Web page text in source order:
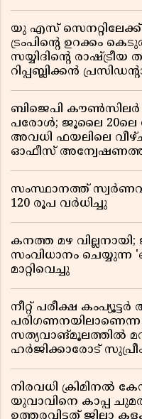
യു എസ് സെനറ്റിലേക്ക്
ട്രംപിന്റെ ഉറക്കം
സയ്യിദിന്റെ
റിപ്പബ്ലിക്കൻ
ബിജെപി
പരോൾ; ജൂലൈ 20ലെ
അവധി ഫയലിലെ
ഓഫീസ്
സംസ്ഥാനത്ത്
120 രൂപ വര്‍ധിച്ചു
കനത്ത മഴ
സംവിധാനം ചെയ്യുന്ന
മാറ്റിവെച്ചു
നീറ്റ് പരീക്ഷ
പരിഗണനയിലാണെന്ന
സത്യവാങ്മൂലത്തിൽ
ഹർജിക്കാരോട്
നിരവധി ക്രിമിനൽ
യുവാവിനെ കാപ്പ